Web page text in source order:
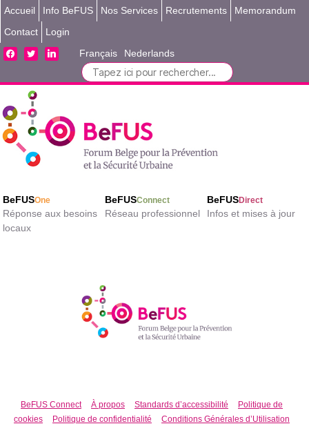
Accueil Info BeFUS Nos Services Recrutements
Memorandum
Contact
Login
facebooktwitterlinkedin Français Nederlands
Search
for:
BeFUSOne
Réponse aux besoins
locaux
BeFUSConnect
Réseau professionnel
BeFUSDirect
Infos et mises à jour
BeFUS Connect À propos Standards d’accessibilité
Politique de
cookies
Politique de confidentialité Conditions Générales d’Utilisation